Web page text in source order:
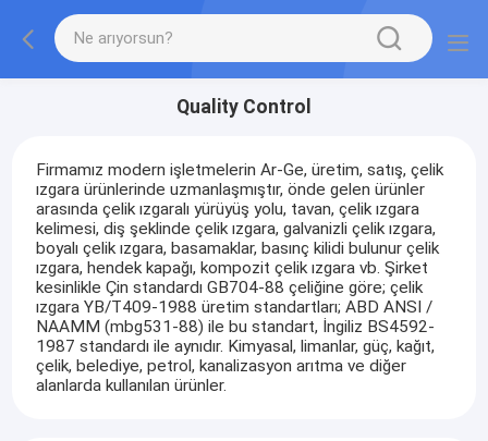
Quality Control
Firmamız modern işletmelerin Ar-Ge, üretim, satış, çelik
ızgara ürünlerinde uzmanlaşmıştır, önde gelen ürünler
arasında çelik ızgaralı yürüyüş yolu, tavan, çelik ızgara
kelimesi, diş şeklinde çelik ızgara, galvanizli çelik ızgara,
boyalı çelik ızgara, basamaklar, basınç kilidi bulunur çelik
ızgara, hendek kapağı, kompozit çelik ızgara vb. Şirket
kesinlikle Çin standardı GB704-88 çeliğine göre; çelik
ızgara YB/T409-1988 üretim standartları; ABD ANSI /
NAAMM (mbg531-88) ile bu standart, İngiliz BS4592-
1987 standardı ile aynıdır. Kimyasal, limanlar, güç, kağıt,
çelik, belediye, petrol, kanalizasyon arıtma ve diğer
alanlarda kullanılan ürünler.